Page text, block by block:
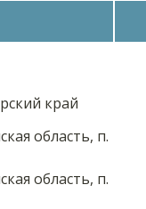
край
область, п.
область, п.